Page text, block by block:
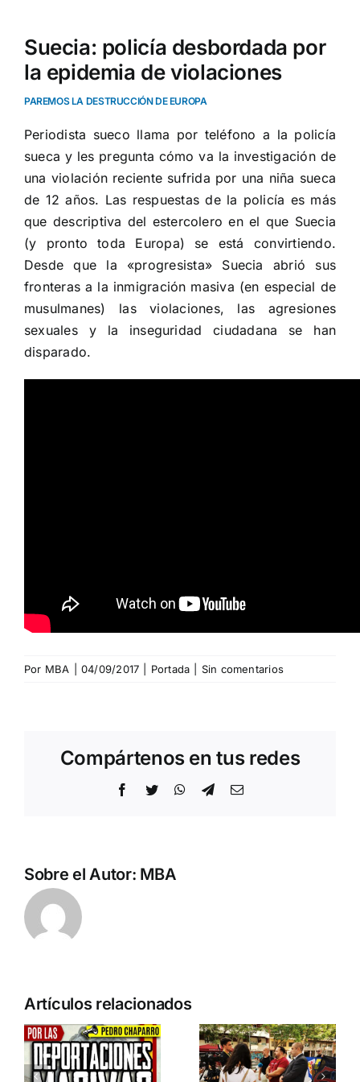
Suecia: policía desbordada por
la epidemia de violaciones
PAREMOS LA DESTRUCCIÓN DE EUROPA
Periodista sueco llama por teléfono a la policía
sueca y les pregunta cómo va la investigación de
una violación reciente sufrida por una niña sueca
de 12 años. Las respuestas de la policía es más
que descriptiva del estercolero en el que Suecia
(y pronto toda Europa) se está convirtiendo.
Desde que la «progresista» Suecia abrió sus
fronteras a la inmigración masiva (en especial de
musulmanes) las violaciones, las agresiones
sexuales y la inseguridad ciudadana se han
disparado.
Por MBA 04/09/2017 Portada Sin comentarios
Compártenos en tus redes
Facebook
Twitter WhatsApp
TelegramCorreo
Sobre el Autor: MBA
Artículos relacionados
Acto en
Barcelona:
España y
Serbia
acto DN
contra la
invasión